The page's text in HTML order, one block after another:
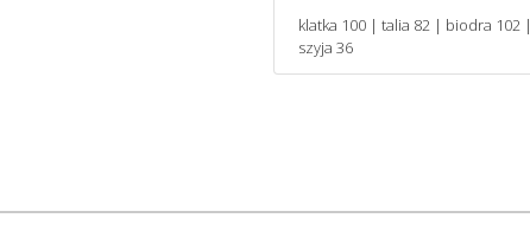
klatka 100 | talia 82 | biodra 102 |
szyja 36